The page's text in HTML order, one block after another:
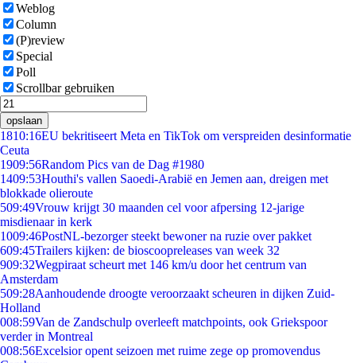
Weblog
Column
(P)review
Special
Poll
Scrollbar gebruiken
opslaan
1810:16EU bekritiseert Meta en TikTok om verspreiden desinformatie
Ceuta
1909:56Random Pics van de Dag #1980
1409:53Houthi's vallen Saoedi-Arabië en Jemen aan, dreigen met
blokkade olieroute
509:49Vrouw krijgt 30 maanden cel voor afpersing 12-jarige
misdienaar in kerk
1009:46PostNL-bezorger steekt bewoner na ruzie over pakket
609:45Trailers kijken: de bioscoopreleases van week 32
909:32Wegpiraat scheurt met 146 km/u door het centrum van
Amsterdam
509:28Aanhoudende droogte veroorzaakt scheuren in dijken Zuid-
Holland
008:59Van de Zandschulp overleeft matchpoints, ook Griekspoor
verder in Montreal
008:56Excelsior opent seizoen met ruime zege op promovendus